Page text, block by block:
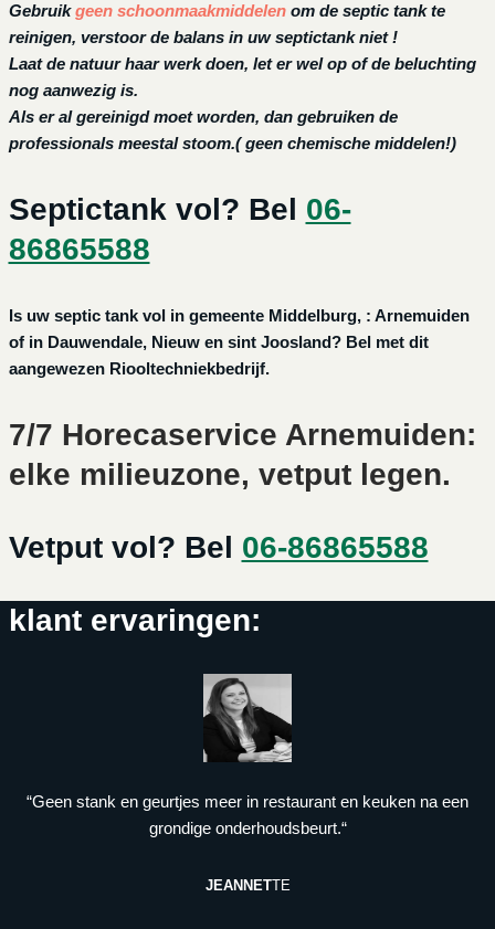
Gebruikgeen schoonmaakmiddelen om de septic tank te
reinigen, verstoor de balans in uw septictank niet !
Laat de natuur haar werk doen, let er wel op of de beluchting
nog aanwezig is.
Als er al gereinigd moet worden, dan gebruiken de
professionals meestal stoom.( geen chemische middelen!)
Septictank vol? Bel 06-
86865588
Is uw septic tank vol in gemeente Middelburg, : Arnemuiden
of in Dauwendale, Nieuw en sint Joosland? Bel met dit
aangewezen Riooltechniekbedrijf.
7/7 Horecaservice Arnemuiden:
elke milieuzone, vetput legen.
Vetput vol? Bel 06-86865588
klant ervaringen:
“Geen stank en geurtjes meer in restaurant en keuken na een
grondige onderhoudsbeurt.“
JEANNETTE